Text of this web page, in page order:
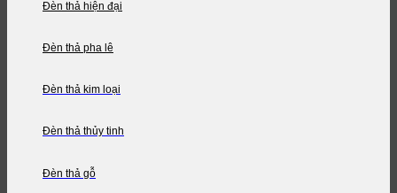
Đèn thả hiện đại
Đèn thả pha lê
Đèn thả kim loại
Đèn thả thủy tinh
Đèn thả gỗ